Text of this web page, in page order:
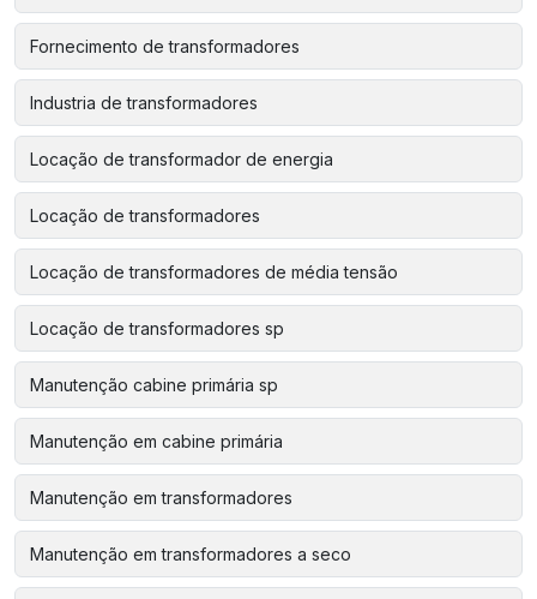
Fornecimento de transformadores
Industria de transformadores
Locação de transformador de energia
Locação de transformadores
Locação de transformadores de média tensão
Locação de transformadores sp
Manutenção cabine primária sp
Manutenção em cabine primária
Manutenção em transformadores
Manutenção em transformadores a seco